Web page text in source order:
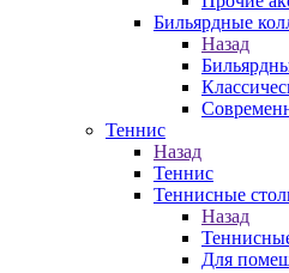
Бильярдные
Назад
Теннис
Назад
Теннис
Теннисные
Назад
Для